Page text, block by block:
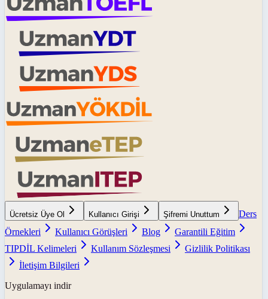
Ücretsiz Üye Ol Kullanıcı Girişi Şifremi Unuttum
Ders
Örnekleri
Kullanıcı Görüşleri Blog
Garantili Eğitim
TIPDİL Kelimeleri
Kullanım Sözleşmesi
Gizlilik Politikası
İletişim Bilgileri
Uygulamayı indir